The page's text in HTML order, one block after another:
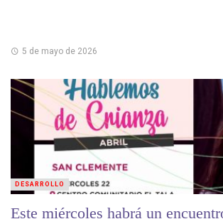
5 de mayo de 2026
Este miércoles habrá un
DESARROLLO